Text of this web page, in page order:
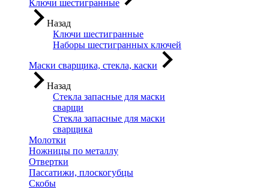
Ключи шестигранные
Назад
Ключи шестигранные
Наборы шестигранных ключей
Маски сварщика, стекла, каски
Назад
Стекла запасные для маски
сварщи
Стекла запасные для маски
сварщика
Молотки
Ножницы по металлу
Отвертки
Пассатижи, плоскогубцы
Скобы